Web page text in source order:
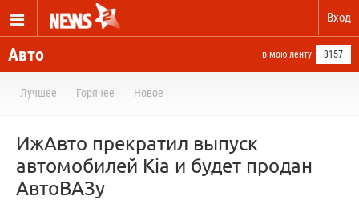
Вход
Авто в мою ленту 3157
Лучшее Горячее Новое
ИжАвто прекратил выпуск
автомобилей Kia и будет продан
АвтоВАЗу